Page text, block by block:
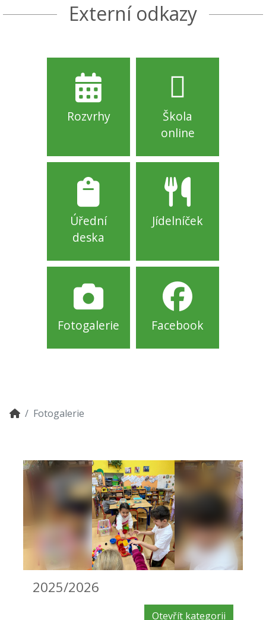
Externí odkazy
Rozvrhy
Škola
online
Úřední
deska
Jídelníček
Fotogalerie Facebook
Fotogalerie
2025/2026
Otevřít kategorii